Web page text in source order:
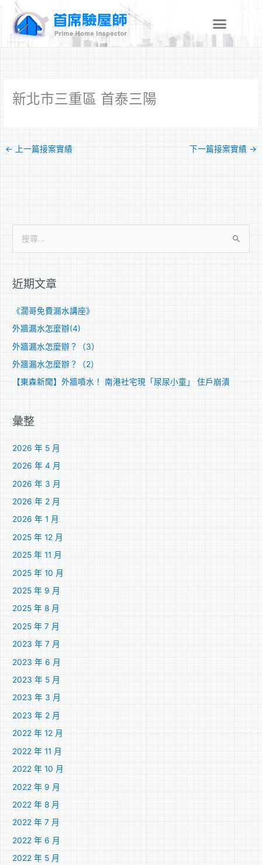
新北市三重區 首泰三陽
← 上一篇接案實績 下一篇接案實績 →
鍵
近期文章
《濶哥免費漏水講座》
外牆漏水怎麼辦(4)
外牆漏水怎麼辦？（3）
外牆漏水怎麼辦？（2）
【東森新聞】外牆噴水！ 南港社宅現「尿尿小童」 住戶崩潰
彙整
2026 年 5 月
2026 年 4 月
2026 年 3 月
2026 年 2 月
2026 年 1 月
2025 年 12 月
2025 年 11 月
2025 年 10 月
2025 年 9 月
2025 年 8 月
2025 年 7 月
2023 年 7 月
2023 年 6 月
2023 年 5 月
2023 年 3 月
2023 年 2 月
2022 年 12 月
2022 年 11 月
2022 年 10 月
2022 年 9 月
2022 年 8 月
2022 年 7 月
2022 年 6 月
2022 年 5 月